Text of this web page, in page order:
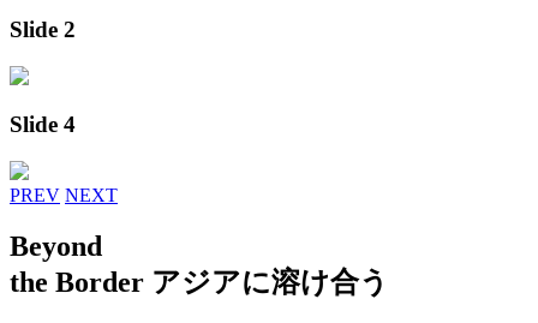
Slide 2
Slide 4
PREV NEXT
Beyond
the Border アジアに溶け合う